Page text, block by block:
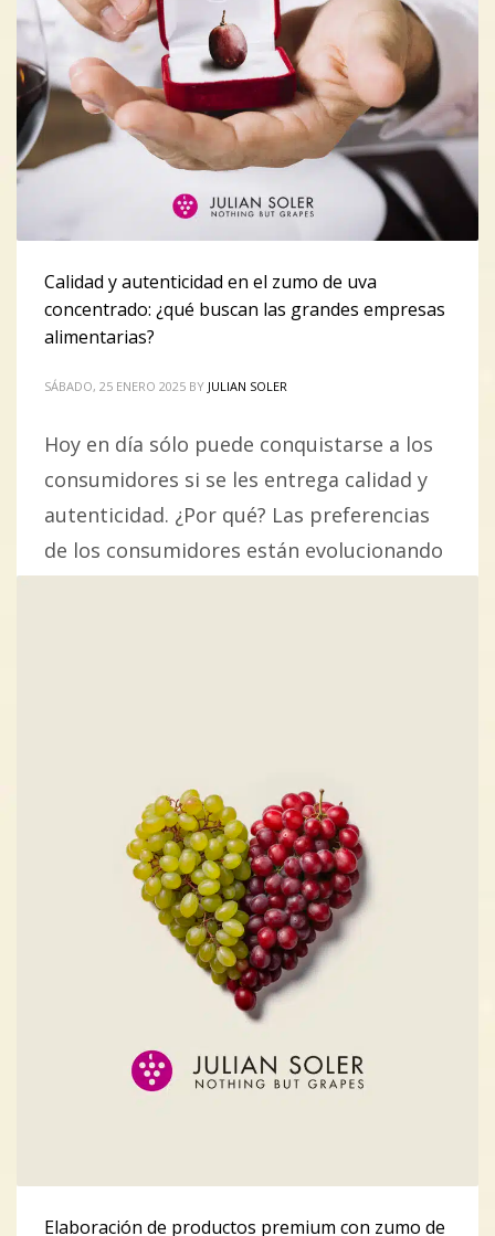
Calidad y autenticidad en el zumo de uva
concentrado: ¿qué buscan las grandes empresas
alimentarias?
SÁBADO, 25 ENERO 2025 BY JULIAN SOLER
Hoy en día sólo puede conquistarse a los
consumidores si se les entrega calidad y
autenticidad. ¿Por qué? Las preferencias
de los consumidores están evolucionando
PUBLISHED IN CALIDAD EN LA PRODUCCIÓN,PROCESO DE
PRODUCCIÓN DEL MOSTO
Elaboración de productos premium con zumo de